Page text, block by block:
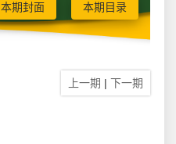
本期封面 本期目录
上一期 | 下一期